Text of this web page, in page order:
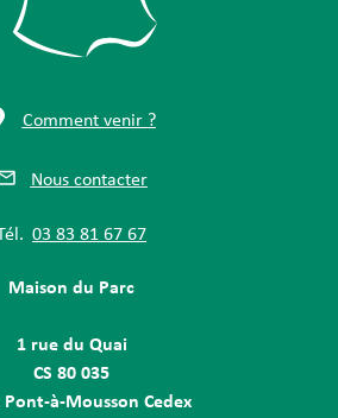
Comment venir ?
Nous contacter
03 83 81 67 67
Maison du Parc
1 rue du Quai
CS 80 035
Pont-à-Mousson Cedex